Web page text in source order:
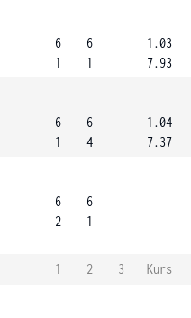
6
1
6
1
1.03
7.93
6
1
6
4
1.04
7.37
6
2
6
1
1 2 3
Kurs